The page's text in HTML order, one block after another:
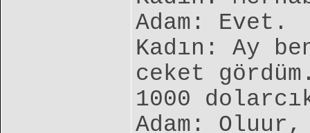
Adam: Evet.
Kadın: Ay
ceket
1000
Adam: